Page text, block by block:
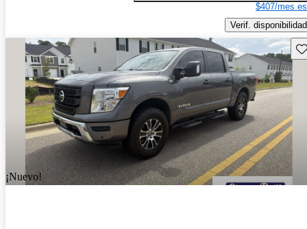
$407/mes
Verif. disponibilidad
¡Nuevo!